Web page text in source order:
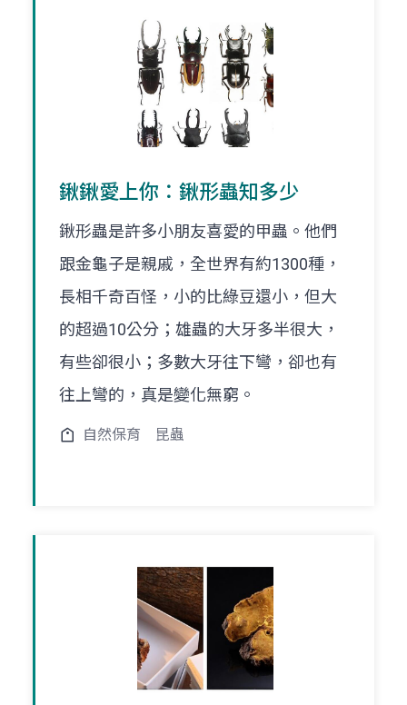
鍬鍬愛上你：鍬形蟲知多少
鍬形蟲是許多小朋友喜愛的甲蟲。他們
跟金龜子是親戚，全世界有約1300種，
長相千奇百怪，小的比綠豆還小，但大
的超過10公分；雄蟲的大牙多半很大，
有些卻很小；多數大牙往下彎，卻也有
往上彎的，真是變化無窮。
自然保育 昆蟲